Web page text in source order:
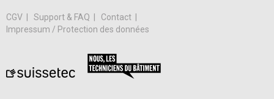
CGV Support & FAQ
Contact
Impressum / Protection des données